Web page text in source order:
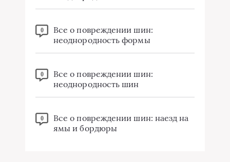
0
Все о повреждении шин:
неоднородность формы
0
Все о повреждении шин:
неоднородность шин
0
Все о повреждении шин: наезд на
ямы и бордюры